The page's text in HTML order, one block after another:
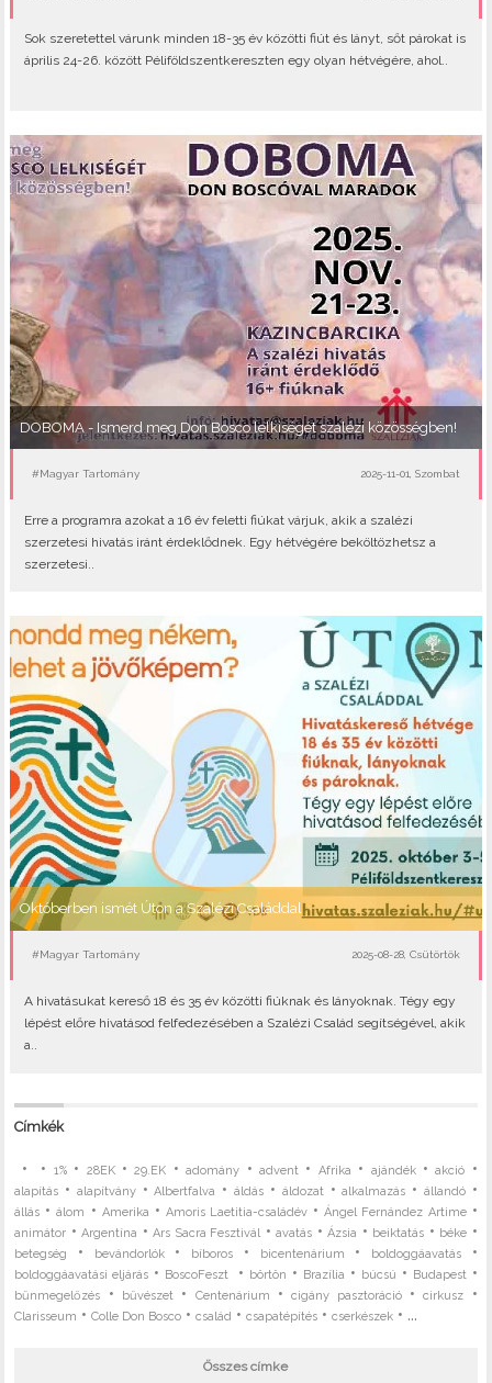
Sok szeretettel várunk minden 18-35 év közötti fiút és lányt, sőt párokat is
április 24-26. között Péliföldszentkereszten egy olyan hétvégére, ahol..
DOBOMA - Ismerd meg Don Bosco lelkiségét szalézi közösségben!
#Magyar Tartomány 2025-11-01, Szombat
Erre a programra azokat a 16 év feletti fiúkat várjuk, akik a szalézi
szerzetesi hivatás iránt érdeklődnek. Egy hétvégére beköltözhetsz a
szerzetesi..
Októberben ismét Úton a Szalézi Családdal
#Magyar Tartomány 2025-08-28, Csütörtök
A hivatásukat kereső 18 és 35 év közötti fiúknak és lányoknak. Tégy egy
lépést előre hivatásod felfedezésében a Szalézi Család segítségével, akik
a..
Címkék
• • 1%• 28EK•29.EK •adomány •advent • Afrika • ajándék•akció •
alapítás • alapítvány•Albertfalva •áldás • áldozat •alkalmazás • állandó•
állás •álom • Amerika • Amoris Laetitia-családév •Ángel Fernández Artime•
animátor •Argentína •Ars Sacra Fesztivál •avatás •Ázsia • beiktatás • béke •
betegség • bevándorlók• bíboros • bicentenárium • boldoggáavatás•
boldoggáavatási eljárás • BoscoFeszt • börtön • Brazília • búcsú • Budapest •
bűnmegelőzés • bűvészet • Centenárium •cigány pasztoráció•cirkusz •
Clarisseum •Colle Don Bosco •család •csapatépítés •cserkészek • ...
Összes címke